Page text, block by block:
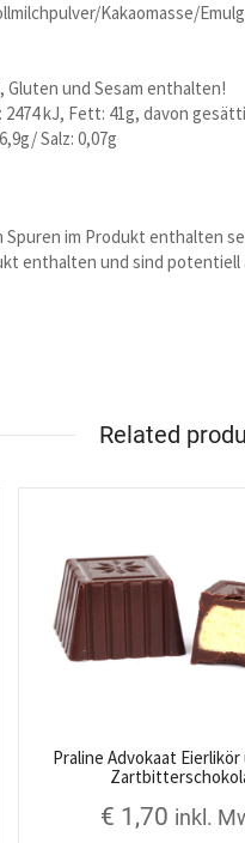
Kakaomasse/
Gluten und Sesam enthalten!
kJ, Fett: 41g, davon
Salz: 0,07g
im Produkt enthalten
enthalten und sind potentiell
Related
Praline Advokaat
€ 1,70 inkl.